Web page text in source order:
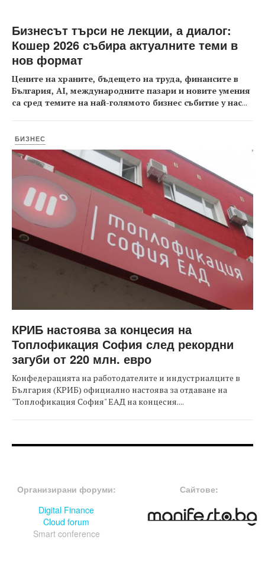
Бизнесът търси не лекции, а диалог:
Кошер 2026 събира актуалните теми в
нов формат
Цените на храните, бъдещето на труда, финансите в
България, AI, международните пазари и новите умения
са сред темите на най-голямото бизнес събитие у нас...
БИЗНЕС
КРИБ настоява за концесия на
Топлофикация София след рекордни
загуби от 220 млн. евро
Конфедерацията на работодателите и индустриалците в
България (КРИБ) официално настоява за отдаване на
"Топлофикация София" ЕАД на концесия....
Организирани форуми:
Digital Finance
Cloud forum
Smart conference
Сайтове: